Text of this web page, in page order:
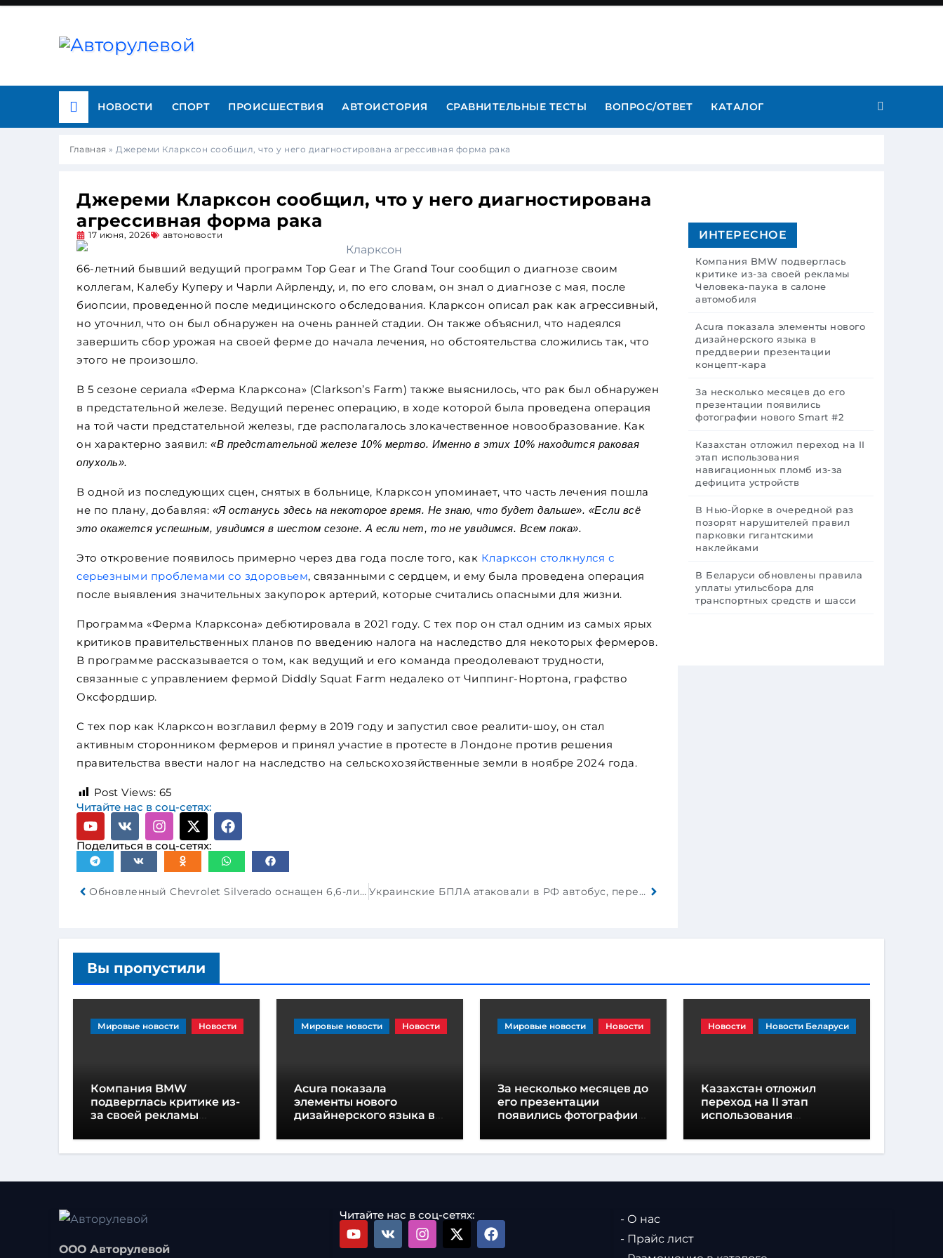
НОВОСТИ СПОРТ ПРОИСШЕСТВИЯ АВТОИСТОРИЯ СРАВНИТЕЛЬНЫЕ ТЕСТЫ ВОПРОС/ОТВЕТ КАТАЛОГ
Главная » Джереми Кларксон сообщил, что у него диагностирована агрессивная форма рака
Джереми Кларксон сообщил, что у него диагностирована
агрессивная форма рака
17 июня, 2026 автоновости
66-летний бывший ведущий программ Top Gear и The Grand Tour сообщил о диагнозе своим
коллегам, Калебу Куперу и Чарли Айрленду, и, по его словам, он знал о диагнозе с мая, после
биопсии, проведенной после медицинского обследования. Кларксон описал рак как агрессивный,
но уточнил, что он был обнаружен на очень ранней стадии. Он также объяснил, что надеялся
завершить сбор урожая на своей ферме до начала лечения, но обстоятельства сложились так, что
этого не произошло.
В 5 сезоне сериала «Ферма Кларксона» (Clarkson’s Farm) также выяснилось, что рак был обнаружен
в предстательной железе. Ведущий перенес операцию, в ходе которой была проведена операция
на той части предстательной железы, где располагалось злокачественное новообразование. Как
он характерно заявил: «В предстательной железе 10% мертво. Именно в этих 10% находится раковая
опухоль».
В одной из последующих сцен, снятых в больнице, Кларксон упоминает, что часть лечения пошла
не по плану, добавляя: «Я останусь здесь на некоторое время. Не знаю, что будет дальше». «Если всё
это окажется успешным, увидимся в шестом сезоне. А если нет, то не увидимся. Всем пока».
Это откровение появилось примерно через два года после того, как Кларксон столкнулся с
серьезными проблемами со здоровьем, связанными с сердцем, и ему была проведена операция
после выявления значительных закупорок артерий, которые считались опасными для жизни.
Программа «Ферма Кларксона» дебютировала в 2021 году. С тех пор он стал одним из самых ярых
критиков правительственных планов по введению налога на наследство для некоторых фермеров.
В программе рассказывается о том, как ведущий и его команда преодолевают трудности,
связанные с управлением фермой Diddly Squat Farm недалеко от Чиппинг-Нортона, графство
Оксфордшир.
С тех пор как Кларксон возглавил ферму в 2019 году и запустил свое реалити-шоу, он стал
активным сторонником фермеров и принял участие в протесте в Лондоне против решения
правительства ввести налог на наследство на сельскохозяйственные земли в ноябре 2024 года.
Post Views: 65
Читайте нас в соц-сетях:
Поделиться в соц-сетях:
Обновленный Chevrolet Silverado оснащен 6,6-литровым двигателем V8 Украинские БПЛА атаковали в РФ автобус, перевозивший гомельскую детскую футбольную команду
ИНТЕРЕСНОЕ
Компания BMW подверглась
критике из-за своей рекламы
Человека-паука в салоне
автомобиля
Acura показала элементы нового
дизайнерского языка в
преддверии презентации
концепт-кара
За несколько месяцев до его
презентации появились
фотографии нового Smart #2
Казахстан отложил переход на II
этап использования
навигационных пломб из-за
дефицита устройств
В Нью-Йорке в очередной раз
позорят нарушителей правил
парковки гигантскими
наклейками
В Беларуси обновлены правила
уплаты утильсбора для
транспортных средств и шасси
Вы пропустили
Мировые новости Новости
Компания BMW
подверглась критике из-
за своей рекламы
автомобиля
Мировые новости Новости
Acura показала
элементы нового
дизайнерского языка в
презентации концепт-
кара
Мировые новости Новости
За несколько месяцев до
его презентации
появились фотографии
Новости Новости Беларуси
Казахстан отложил
переход на II этап
использования
из-за дефицита
устройств
ООО Авторулевой
Читайте нас в соц-сетях:
- О нас
- Прайс лист